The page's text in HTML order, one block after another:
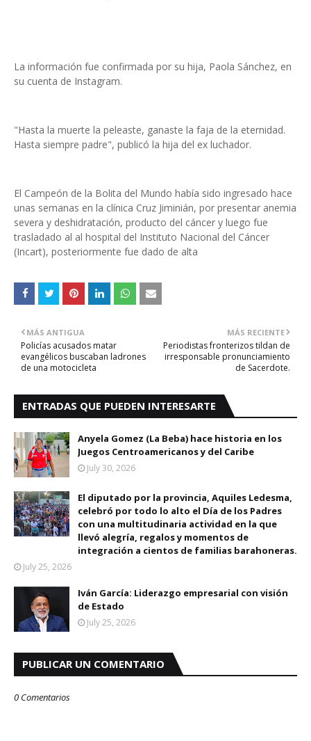
La información fue confirmada por su hija, Paola Sánchez, en
su cuenta de Instagram.
"Hasta la muerte la peleaste, ganaste la faja de la eternidad.
Hasta siempre padre", publicó la hija del ex luchador.
El Campeón de la Bolita del Mundo había sido ingresado hace
unas semanas en la clínica Cruz Jiminián, por presentar anemia
severa y deshidratación, producto del cáncer y luego fue
trasladado al al hospital del Instituto Nacional del Cáncer
(Incart), posteriormente fue dado de alta
MÁS RECIENTE
Periodistas fronterizos tildan de
irresponsable pronunciamiento
de Sacerdote.
MÁS ANTIGUA
Policías acusados matar
evangélicos buscaban ladrones
de una motocicleta
ENTRADAS QUE PUEDEN INTERESARTE
Anyela Gomez (La Beba) hace historia en los
Juegos Centroamericanos y del Caribe
July 30, 2026
El diputado por la provincia, Aquiles Ledesma,
celebró por todo lo alto el Día de los Padres
con una multitudinaria actividad en la que
llevó alegría, regalos y momentos de
integración a cientos de familias barahoneras.
July 25, 2026
Iván García: Liderazgo empresarial con visión
de Estado
July 25, 2026
PUBLICAR UN COMENTARIO
0 Comentarios